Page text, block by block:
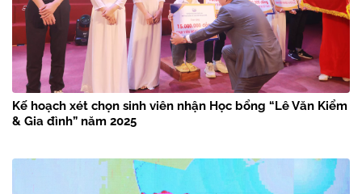
Kế hoạch xét chọn sinh viên nhận Học bổng “Lê Văn Kiểm
& Gia đình” năm 2025